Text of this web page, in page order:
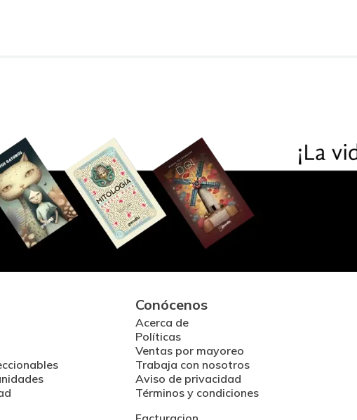
Conócenos
Acerca de
Políticas
Ventas por mayoreo
Trabaja con nosotros
Aviso de privacidad
Términos y condiciones